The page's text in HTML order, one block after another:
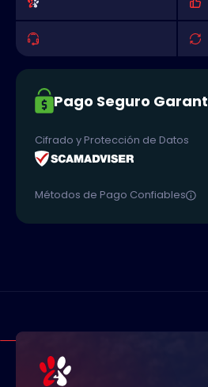
Pago Seguro
Cifrado y Protección de Datos
Métodos de Pago Confiables